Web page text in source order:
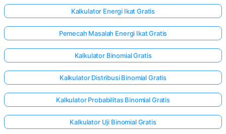
Kalkulator Energi Ikat Gratis
Pemecah Masalah Energi Ikat Gratis
Kalkulator Binomial Gratis
Kalkulator Distribusi Binomial Gratis
Kalkulator Probabilitas Binomial Gratis
Kalkulator Uji Binomial Gratis